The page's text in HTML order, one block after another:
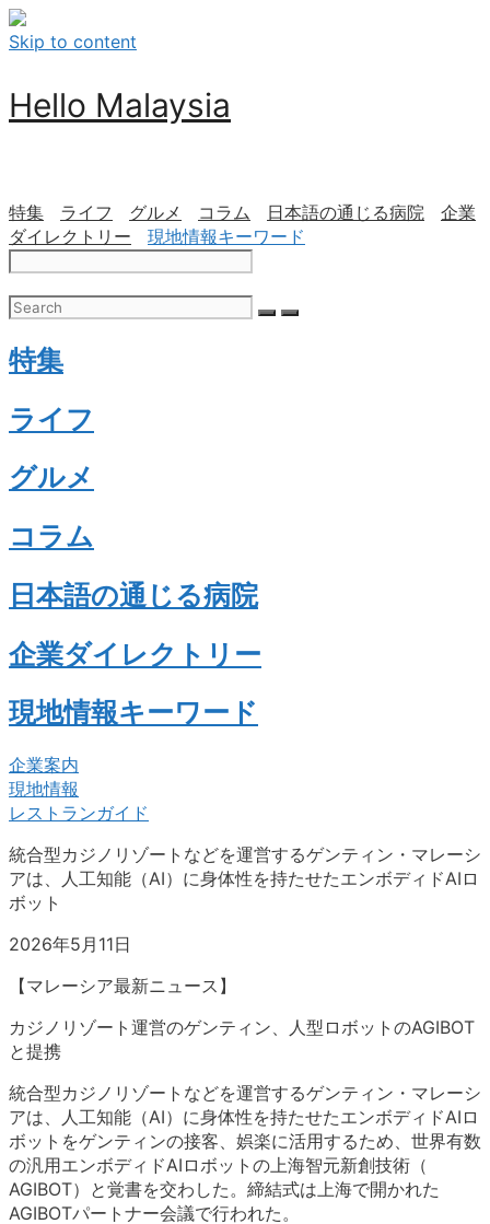
Skip to content
Hello Malaysia
特集 ライフ グルメ コラム 日本語の通じる病院
企業
ダイレクトリー
現地情報キーワード
特集
ライフ
グルメ
コラム
日本語の通じる病院
企業ダイレクトリー
現地情報キーワード
企業案内
現地情報
レストランガイド
統合型カジノリゾートなどを運営するゲンティン・マレーシ
アは、 人工知能（AI） に身体性を持たせたエンボディドAIロ
ボット
2026年5月11日
【マレーシア最新ニュース】
カジノリゾート運営のゲンティン、人型ロボットのAGIBOT
と提携
統合型カジノリゾートなどを運営するゲンティン・マレーシ
アは、 人工知能（AI） に身体性を持たせたエンボディドAIロ
ボットをゲンティンの接客、娯楽に活用するため、 世界有数
の汎用エンボディドAIロボットの上海智元新創技術（
AGIBOT）と覚書を交わした。 締結式は上海で開かれた
AGIBOTパートナー会議で行われた。